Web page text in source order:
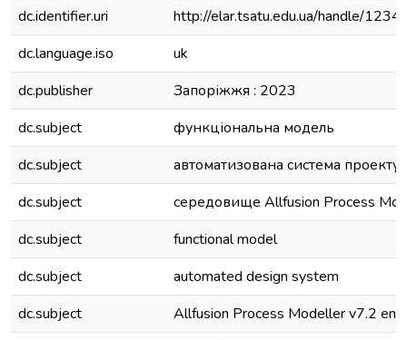
dc.identifier.uri
http://elar.tsatu.edu.ua/handle/
dc.language.iso
uk
dc.publisher
Запоріжжя : 2023
dc.subject
функціональна модель
dc.subject
автоматизована система
dc.subject
середовище Allfusion Process
dc.subject
functional model
dc.subject
automated design system
dc.subject
Allfusion Process Modeller v7.2